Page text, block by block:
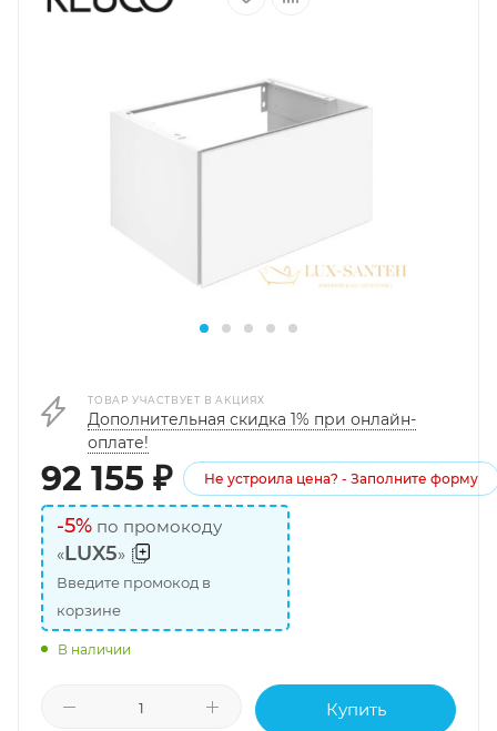
ТОВАР УЧАСТВУЕТ В АКЦИЯХ
Дополнительная скидка 1% при онлайн-
оплате!
92 155 ₽ Не устроила цена? - Заполните форму
-5% по промокоду
«LUX5»
Введите промокод в
корзине
В наличии
Купить